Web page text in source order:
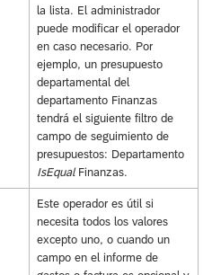
la lista. El administrador
puede modificar el operador
en caso necesario. Por
ejemplo, un presupuesto
departamental del
departamento Finanzas
tendrá el siguiente filtro de
campo de seguimiento de
presupuestos: Departamento
IsEqualFinanzas.
Este operador es útil si
necesita todos los valores
excepto uno, o cuando un
campo en el informe de